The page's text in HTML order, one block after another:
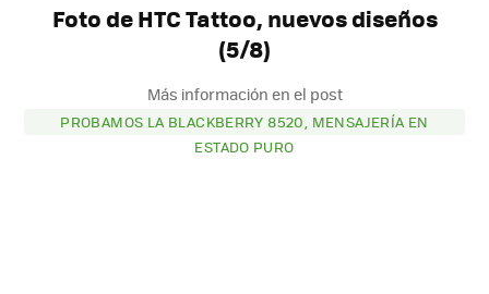
Foto de HTC Tattoo, nuevos diseños
(5/8)
Más información en el post
PROBAMOS LA BLACKBERRY 8520, MENSAJERÍA EN
ESTADO PURO